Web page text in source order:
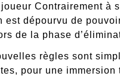
Contrairement à
est dépourvu de
de la phase
règles sont
pour une immersion